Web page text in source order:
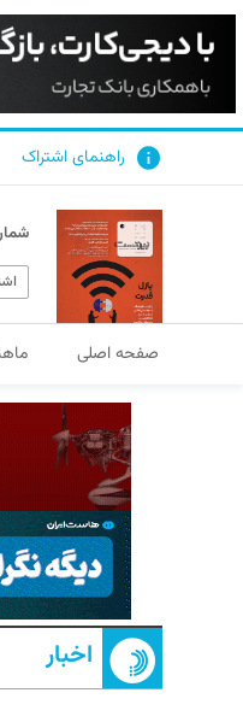
راهنمای اشتراک
شماره
صفحه اصلی
اخبار